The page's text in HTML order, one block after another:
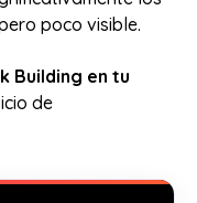
poco visible.
Building en tu
de